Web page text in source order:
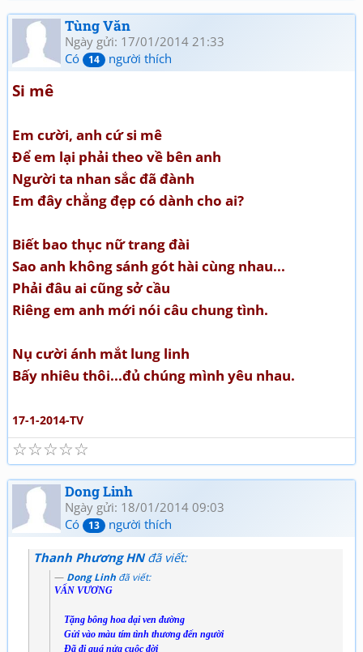
Tùng Văn
Ngày gửi: 17/01/2014 21:33
Có
14 người thích
Si mê
Em cười, anh cứ si mê
Để em lại phải theo về bên anh
Người ta nhan sắc đã đành
Em đây chẳng đẹp có dành cho ai?
Biết bao thục nữ trang đài
Sao anh không sánh gót hài cùng nhau...
Phải đâu ai cũng sở cầu
Riêng em anh mới nói câu chung tình.
Nụ cười ánh mắt lung linh
Bấy nhiêu thôi...đủ chúng mình yêu nhau.
17-1-2014-TV
☆
☆
☆
☆
☆
Dong Linh
Ngày gửi: 18/01/2014 09:03
Có
13 người thích
Thanh Phương HNđã viết:
Dong Linh đã viết:
VẤN VƯƠNG
Tặng bông hoa dại ven đường
Gửi vào màu tím tình thương đến người
Đã đi quá nửa cuộc đời